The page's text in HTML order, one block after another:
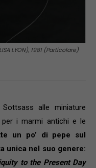
LYON), 1981 (Particolare)
alle miniature
per i marmi antichi e le
un po’ di pepe sul
unica nel suo genere:
to the Present Day